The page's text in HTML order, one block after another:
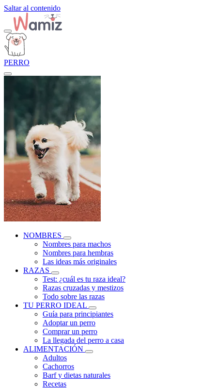
Saltar al contenido
PERRO
NOMBRES
Nombres para machos
Nombres para hembras
Las ideas más originales
RAZAS
Test: ¿cuál es tu raza ideal?
Razas cruzadas y mestizos
Todo sobre las razas
TU PERRO IDEAL
Guía para principiantes
Adoptar un perro
Comprar un perro
La llegada del perro a casa
ALIMENTACIÓN
Adultos
Cachorros
Barf y dietas naturales
Recetas